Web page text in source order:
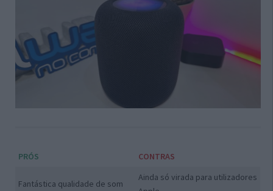
PRÓS CONTRAS
Fantástica qualidade de som
Ainda só virada para utilizadores